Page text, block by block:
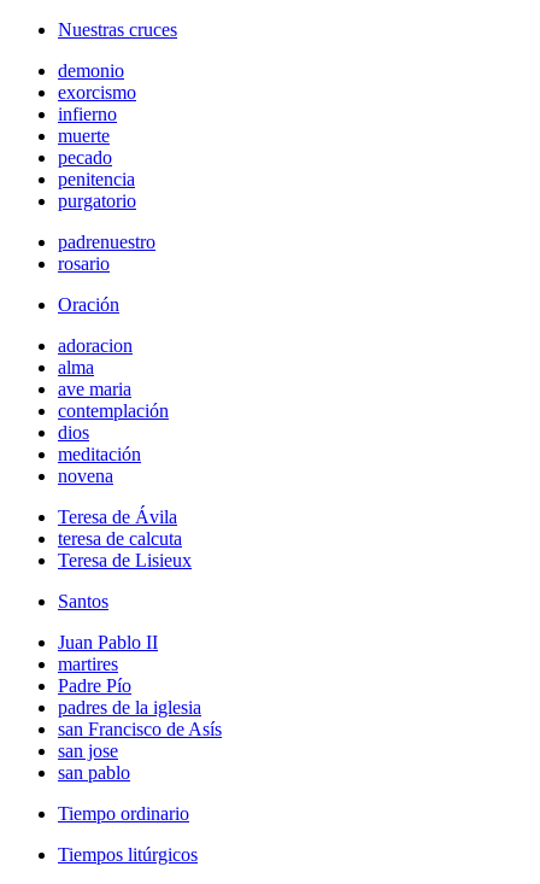
Nuestras cruces
demonio
exorcismo
infierno
muerte
pecado
penitencia
purgatorio
padrenuestro
rosario
Oración
adoracion
alma
ave maria
contemplación
dios
meditación
novena
Teresa de Ávila
teresa de calcuta
Teresa de Lisieux
Santos
Juan Pablo II
martires
Padre Pío
padres de la iglesia
san Francisco de Asís
san jose
san pablo
Tiempo ordinario
Tiempos litúrgicos